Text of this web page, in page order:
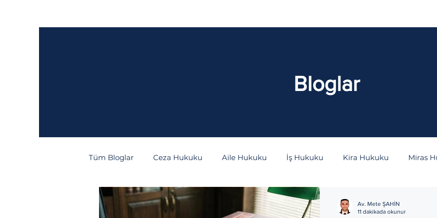
Bloglar
Tüm Bloglar Ceza Hukuku Aile Hukuku İş Hukuku Kira Hukuku Miras
Tüketici Hukuku İcra/İflas Hukuku Kişiler Hukuku
Av. Mete ŞAHİN
11 dakikada okunur